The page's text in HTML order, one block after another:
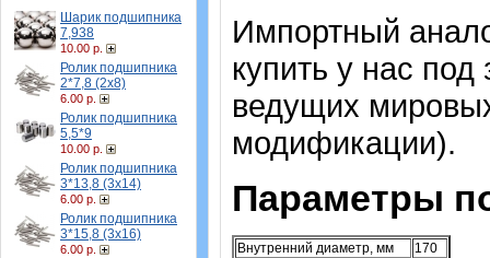
Шарик подшипника
7,938
10.00 р.
Ролик подшипника
2*7,8 (2х8)
6.00 р.
Ролик подшипника
5,5*9
10.00 р.
Ролик подшипника
3*13,8 (3х14)
6.00 р.
Ролик подшипника
3*15,8 (3х16)
6.00 р.
Импортный
купить у нас под
ведущих
модификации).
Параметры
Внутренний диаметр, мм
170